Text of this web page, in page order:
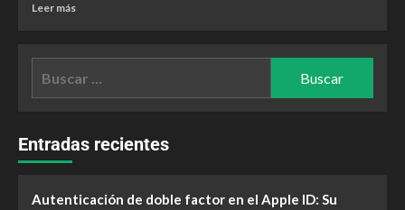
Leer más
Entradas recientes
Autenticación de doble factor en el Apple ID: Su